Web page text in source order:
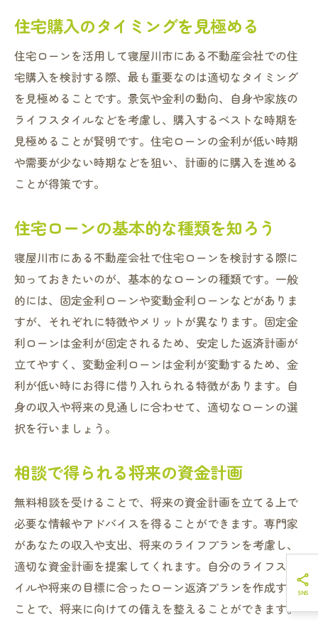
住宅購入のタイミングを見極める
住宅ローンを活用して寝屋川市にある不動産会社での住
宅購入を検討する際、最も重要なのは適切なタイミング
を見極めることです。景気や金利の動向、自身や家族の
ライフスタイルなどを考慮し、購入するベストな時期を
見極めることが賢明です。住宅ローンの金利が低い時期
や需要が少ない時期などを狙い、計画的に購入を進める
ことが得策です。
住宅ローンの基本的な種類を知ろう
寝屋川市にある不動産会社で住宅ローンを検討する際に
知っておきたいのが、基本的なローンの種類です。一般
的には、固定金利ローンや変動金利ローンなどがありま
すが、それぞれに特徴やメリットが異なります。固定金
利ローンは金利が固定されるため、安定した返済計画が
立てやすく、変動金利ローンは金利が変動するため、金
利が低い時にお得に借り入れられる特徴があります。自
身の収入や将来の見通しに合わせて、適切なローンの選
択を行いましょう。
相談で得られる将来の資金計画
無料相談を受けることで、将来の資金計画を立てる上で
必要な情報やアドバイスを得ることができます。専門家
があなたの収入や支出、将来のライフプランを考慮し、
適切な資金計画を提案してくれます。自分のライフスタ
イルや将来の目標に合ったローン返済プランを作成する
ことで、将来に向けての備えを整えることができます。